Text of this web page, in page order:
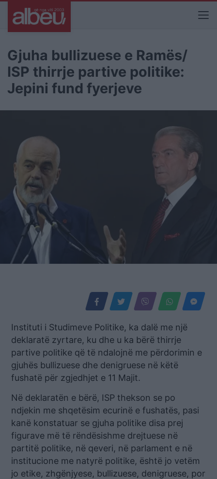
Gjuha bullizuese e Ramës/
ISP thirrje partive politike:
Jepini fund fyerjeve
Instituti i Studimeve Politike, ka dalë me një
deklaratë zyrtare, ku dhe u ka bërë thirrje
partive politike që të ndalojnë me përdorimin e
gjuhës bullizuese dhe denigruese në këtë
fushatë për zgjedhjet e 11 Majit.
Në deklaratën e bërë, ISP thekson se po
ndjekin me shqetësim ecurinë e fushatës, pasi
kanë konstatuar se gjuha politike disa prej
figurave më të rëndësishme drejtuese në
partitë politike, në qeveri, në parlament e në
institucione me natyrë politike, është jo vetëm
jo etike, zhgënjyese, bullizuese, denigruese, por